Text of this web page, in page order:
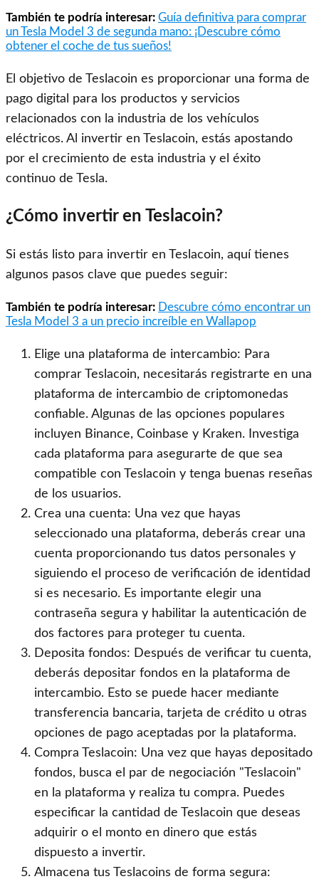
También te podría interesar: Guía definitiva para comprar
un Tesla Model 3 de segunda mano: ¡Descubre cómo
obtener el coche de tus sueños!
El objetivo de Teslacoin es proporcionar una forma de
pago digital para los productos y servicios
relacionados con la industria de los vehículos
eléctricos. Al invertir en Teslacoin, estás apostando
por el crecimiento de esta industria y el éxito
continuo de Tesla.
¿Cómo invertir en Teslacoin?
Si estás listo para invertir en Teslacoin, aquí tienes
algunos pasos clave que puedes seguir:
También te podría interesar: Descubre cómo encontrar un
Tesla Model 3 a un precio increíble en Wallapop
Elige una plataforma de intercambio: Para
comprar Teslacoin, necesitarás registrarte en una
plataforma de intercambio de criptomonedas
confiable. Algunas de las opciones populares
incluyen Binance, Coinbase y Kraken. Investiga
cada plataforma para asegurarte de que sea
compatible con Teslacoin y tenga buenas reseñas
de los usuarios.
Crea una cuenta: Una vez que hayas
seleccionado una plataforma, deberás crear una
cuenta proporcionando tus datos personales y
siguiendo el proceso de verificación de identidad
si es necesario. Es importante elegir una
contraseña segura y habilitar la autenticación de
dos factores para proteger tu cuenta.
Deposita fondos: Después de verificar tu cuenta,
deberás depositar fondos en la plataforma de
intercambio. Esto se puede hacer mediante
transferencia bancaria, tarjeta de crédito u otras
opciones de pago aceptadas por la plataforma.
Compra Teslacoin: Una vez que hayas depositado
fondos, busca el par de negociación "Teslacoin"
en la plataforma y realiza tu compra. Puedes
especificar la cantidad de Teslacoin que deseas
adquirir o el monto en dinero que estás
dispuesto a invertir.
Almacena tus Teslacoins de forma segura: